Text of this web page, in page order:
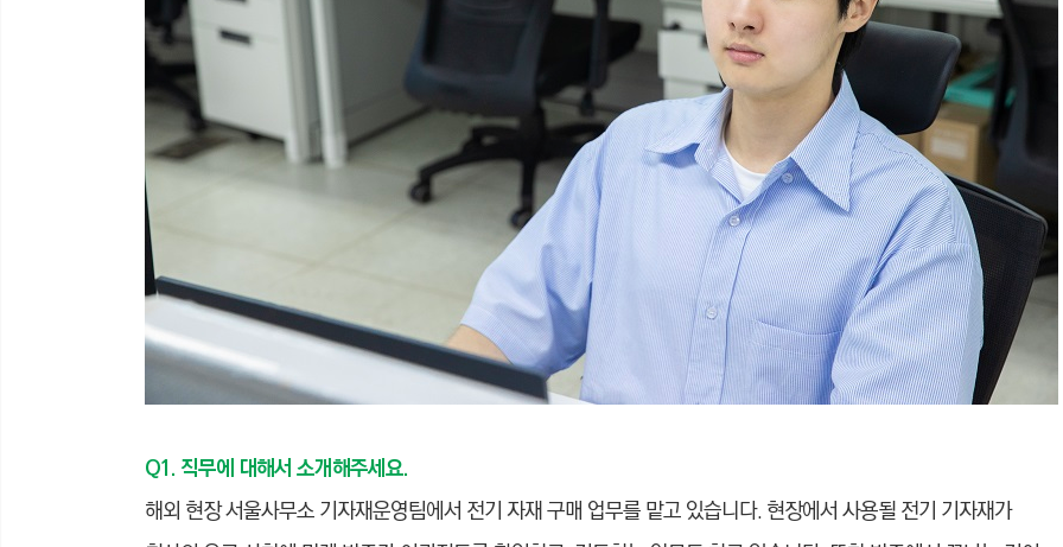
Q1. 직무에 대해서 소개해주세요.
해외 현장 서울사무소 기자재운영팀에서 전기 자재 구매 업무를 맡고 있습니다. 현장에서 사용될 전기 기자재가